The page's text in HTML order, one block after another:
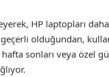
HP laptopları
olduğundan,
sonları veya özel